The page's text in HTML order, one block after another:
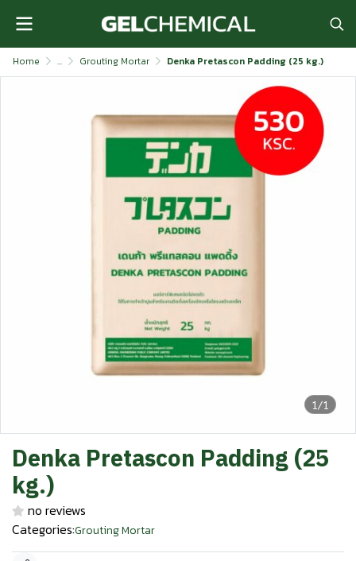
Home ... Grouting Mortar Denka Pretascon Padding (25 kg.)
1/1
Denka Pretascon Padding (25
kg.)
no reviews
Categories:Grouting Mortar